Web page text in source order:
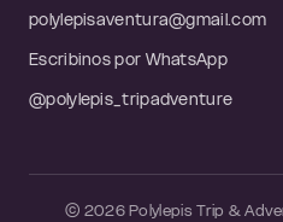
polylepisaventura@gmail.com
Escribinos por WhatsApp
@polylepis_tripadventure
© 2026 Polylepis Trip &